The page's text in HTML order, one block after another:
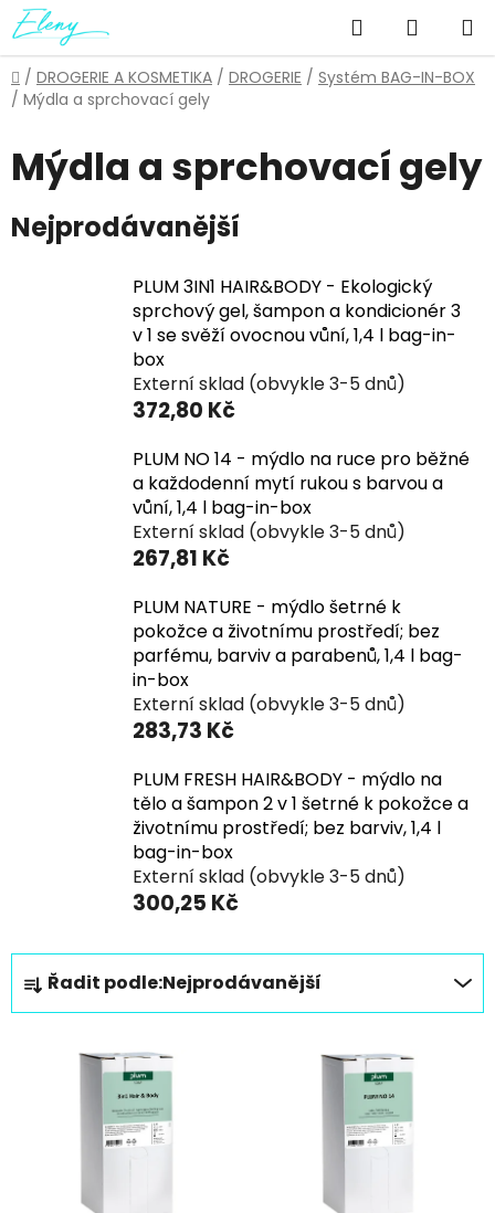
Přejít
na
obsah
Hledat
KOŠÍK
Domů
/ DROGERIE A KOSMETIKA / DROGERIE / Systém BAG-IN-BOX
/ Mýdla a sprchovací gely
Mýdla a sprchovací gely
Nejprodávanější
PLUM 3IN1 HAIR&BODY - Ekologický
sprchový gel, šampon a kondicionér 3
v 1 se svěží ovocnou vůní, 1,4 l bag-in-
box
Externí sklad (obvykle 3-5 dnů)
372,80 Kč
PLUM NO 14 - mýdlo na ruce pro běžné
a každodenní mytí rukou s barvou a
vůní, 1,4 l bag-in-box
Externí sklad (obvykle 3-5 dnů)
267,81 Kč
PLUM NATURE - mýdlo šetrné k
pokožce a životnímu prostředí; bez
parfému, barviv a parabenů, 1,4 l bag-
in-box
Externí sklad (obvykle 3-5 dnů)
283,73 Kč
PLUM FRESH HAIR&BODY - mýdlo na
tělo a šampon 2 v 1 šetrné k pokožce a
životnímu prostředí; bez barviv, 1,4 l
bag-in-box
Externí sklad (obvykle 3-5 dnů)
300,25 Kč
Ř
a
z
Řadit podle:Nejprodávanější